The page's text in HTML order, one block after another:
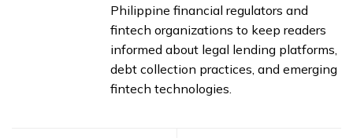
Philippine financial regulators and
fintech organizations to keep readers
informed about legal lending platforms,
debt collection practices, and emerging
fintech technologies.